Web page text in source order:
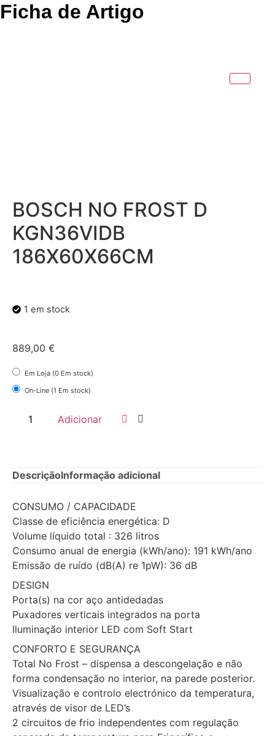
Ficha de Artigo
BOSCH NO FROST D
KGN36VIDB
186X60X66CM
1 em stock
889,00 €
Em Loja (0 Em stock)
On-Line (1 Em stock)
Adicionar
DescriçãoInformação adicional
CONSUMO / CAPACIDADE
Classe de eficiência energética: D
Volume líquido total : 326 litros
Consumo anual de energia (kWh/ano): 191 kWh/ano
Emissão de ruído (dB(A) re 1pW): 36 dB
DESIGN
Porta(s) na cor aço antidedadas
Puxadores verticais integrados na porta
Iluminação interior LED com Soft Start
CONFORTO E SEGURANÇA
Total No Frost – dispensa a descongelação e não
forma condensação no interior, na parede posterior.
Visualização e controlo electrónico da temperatura,
através de visor de LED’s
2 circuitos de frio independentes com regulação